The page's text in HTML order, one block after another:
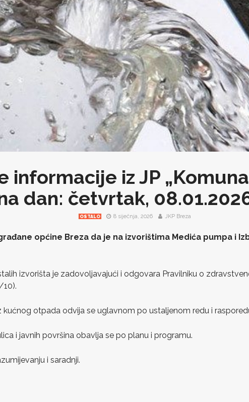
informacije iz JP
dan: četvrtak,
OSTALO 8 siječnja, 2026 JKP Breza
općine Breza da je na izvorištima Medića pumpa i
izvorišta je zadovoljavajući i odgovara Pravilniku o
10).
kućnog otpada odvija se uglavnom po ustaljenom redu i
i javnih površina obavlja se po planu i programu.
i saradnji.